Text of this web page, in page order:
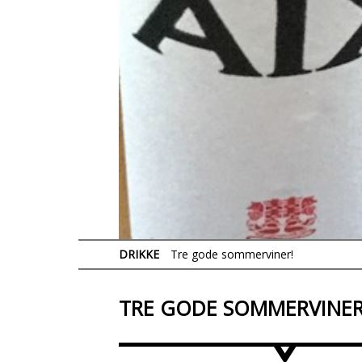
DRIKKE Tre gode sommerviner!
TRE GODE
>